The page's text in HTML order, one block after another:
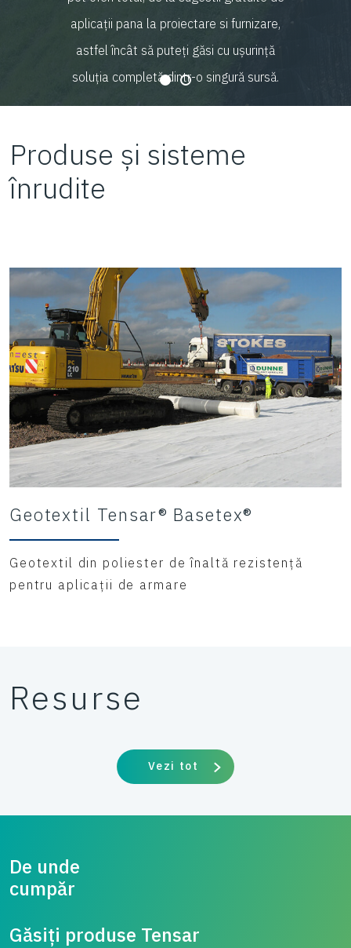
aplicații pana la proiectare si furnizare,
astfel încât să puteți găsi cu ușurință
soluția completă dintr-o singură sursă.
Produse și sisteme
înrudite
Geotextil Tensar® Basetex®
Geotextil din poliester de înaltă rezistență
pentru aplicații de armare
Resurse
Vezi tot
De unde
Găsiți produse Tensar